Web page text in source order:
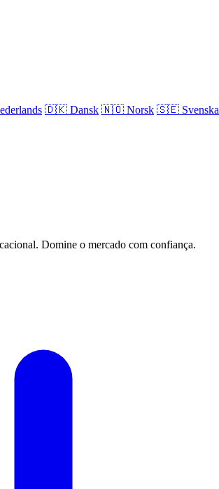
🇩🇰 Dansk 🇳🇴 Norsk 🇸🇪 Svenska
Domine o mercado com confiança.